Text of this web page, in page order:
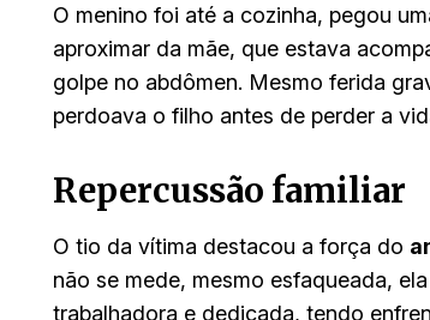
O menino foi até a cozinha, pegou
aproximar da mãe, que estava
golpe no abdômen. Mesmo ferida
perdoava o filho antes de perder a
Repercussão familiar
O tio da vítima destacou a força do
não se mede, mesmo esfaqueada,
trabalhadora e dedicada, tendo